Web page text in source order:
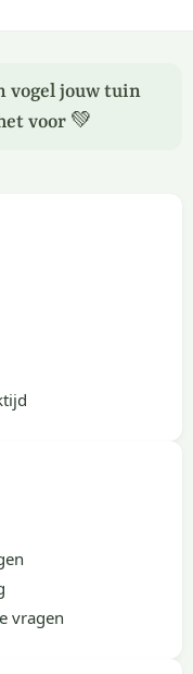
vogel jouw tuin
voor 💚
vragen